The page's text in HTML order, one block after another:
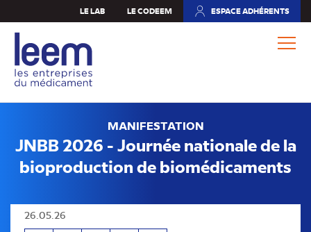
au
contenu
principal
LE LAB LE CODEEM ESPACE ADHÉRENTS
(NOUVEL
MANIFESTATION
JNBB 2026 - Journée nationale de la
bioproduction de biomédicaments
26.05.26